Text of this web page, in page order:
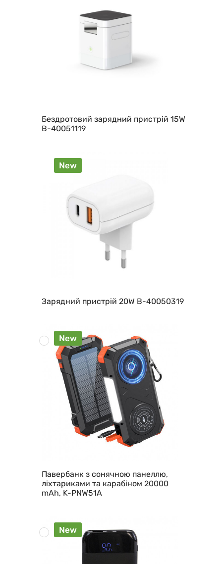
Бездротовий зарядний пристрій 15W
B-40051119
New
Зарядний пристрій 20W B-40050319
New
Павербанк з сонячною панеллю,
ліхтариками та карабіном 20000
mAh, K-PNW51A
New